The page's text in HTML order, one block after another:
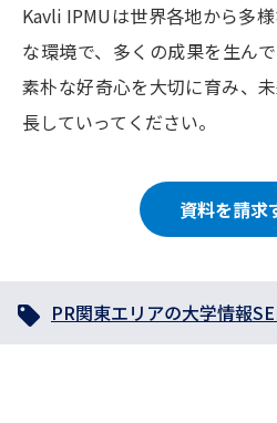
Kavli IPMUは世界各地から多
な環境で、多くの成果を生ん
素朴な好奇心を大切に育み、
長していってください。
資料を請求
PR関東エリアの大学情報